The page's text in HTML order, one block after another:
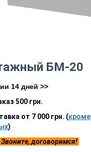
БМ-20
14 дней >>
500 грн.
от 7 000 грн. (кроме
)
договоримся!